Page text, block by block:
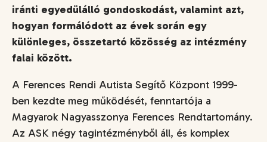
iránti egyedülálló gondoskodást, valamint azt,
hogyan formálódott az évek során egy
különleges, összetartó közösség az intézmény
falai között.
A Ferences Rendi Autista Segítő Központ 1999-
ben kezdte meg működését, fenntartója a
Magyarok Nagyasszonya Ferences Rendtartomány.
Az ASK négy tagintézményből áll, és komplex